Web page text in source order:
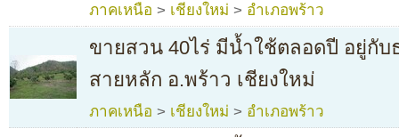
ภาคเหนือ > เชียงใหม่ > อำเภอพร้าว
ขายสวน 40ไร่ มีน้ำใช้ตลอดปี อยู่กั
สายหลัก อ.พร้าว เชียงใหม่
ภาคเหนือ > เชียงใหม่ > อำเภอพร้าว